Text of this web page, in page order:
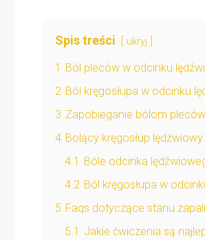
Spis treści ukryj
1 Ból pleców w odcinku
2 Ból kręgosłupa w odcinku
3 Zapobieganie bólom
4 Bolący kręgosłup
4.1 Bóle odcinka
4.2 Ból kręgosłupa w
5 Faqs dotyczące stanu
5.1 Jakie ćwiczenia są